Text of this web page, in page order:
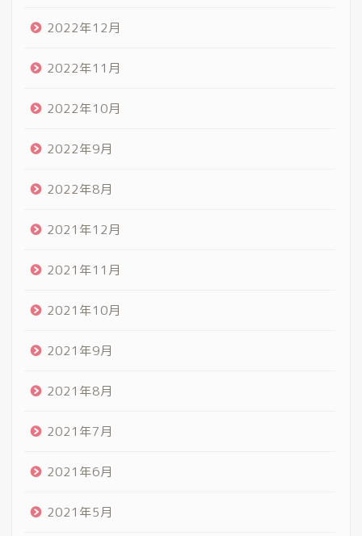
2022年12月
2022年11月
2022年10月
2022年9月
2022年8月
2021年12月
2021年11月
2021年10月
2021年9月
2021年8月
2021年7月
2021年6月
2021年5月